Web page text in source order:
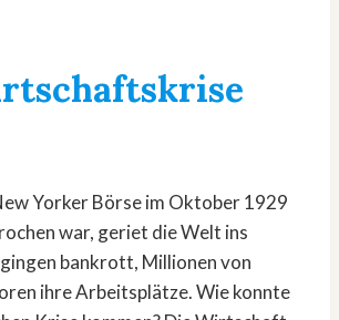
Yorker Börse im Oktober 1929
war, geriet die Welt ins
bankrott, Millionen von
ihre Arbeitsplätze. Wie konnte